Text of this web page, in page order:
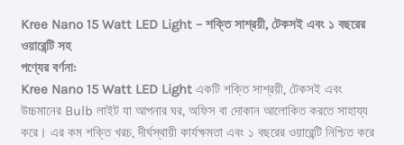
Kree Nano 15 Watt LED Light – শক্তি সাশ্রয়ী, টেকসই এবং ১ বছরের
ওয়ারেন্টি সহ
পণ্যের বর্ণনা:
Kree Nano 15 Watt LED Light একটি শক্তি সাশ্রয়ী, টেকসই এবং
উচ্চমানের Bulb লাইট যা আপনার ঘর, অফিস বা দোকান আলোকিত করতে সাহায্য
করে। এর কম শক্তি খরচ, দীর্ঘস্থায়ী কার্যক্ষমতা এবং ১ বছরের ওয়ারেন্টি নিশ্চিত করে